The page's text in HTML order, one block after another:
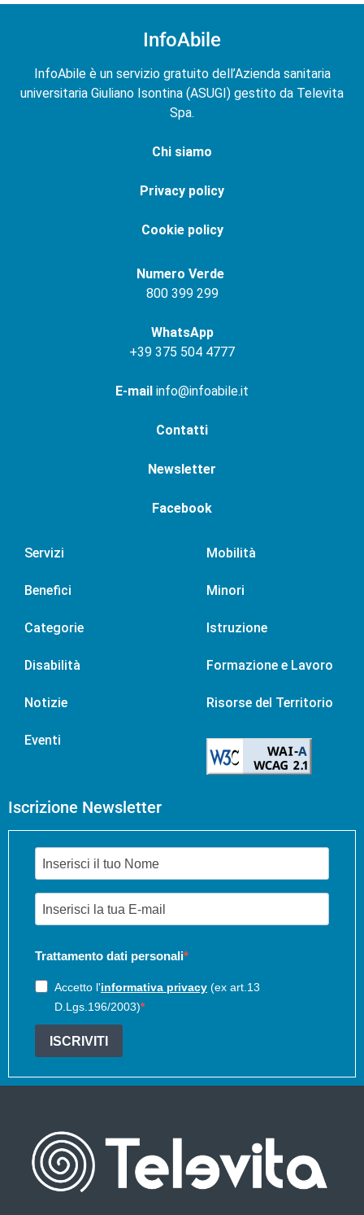
InfoAbile
InfoAbile è un servizio gratuito dell’Azienda sanitaria
universitaria Giuliano Isontina (ASUGI) gestito da Televita
Spa.
Chi siamo
Privacy policy
Cookie policy
Numero Verde
800 399 299
WhatsApp
+39 375 504 4777
E-mail info@infoabile.it
Contatti
Newsletter
Facebook
Servizi
Benefici
Categorie
Disabilità
Notizie
Eventi
Mobilità
Minori
Istruzione
Formazione e Lavoro
Risorse del Territorio
Iscrizione Newsletter
Trattamento dati personali
Accetto l'informativa privacy (ex art.13
D.Lgs.196/2003)
ISCRIVITI